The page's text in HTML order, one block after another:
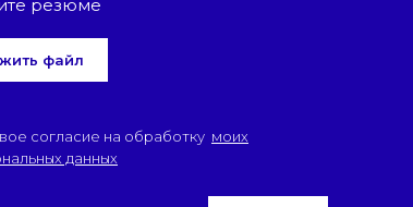
файл
согласие на обработку моих
данных